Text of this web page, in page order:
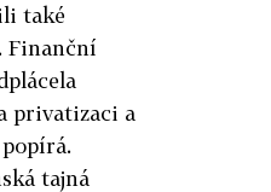
také
Finanční
privatizaci a
tajná